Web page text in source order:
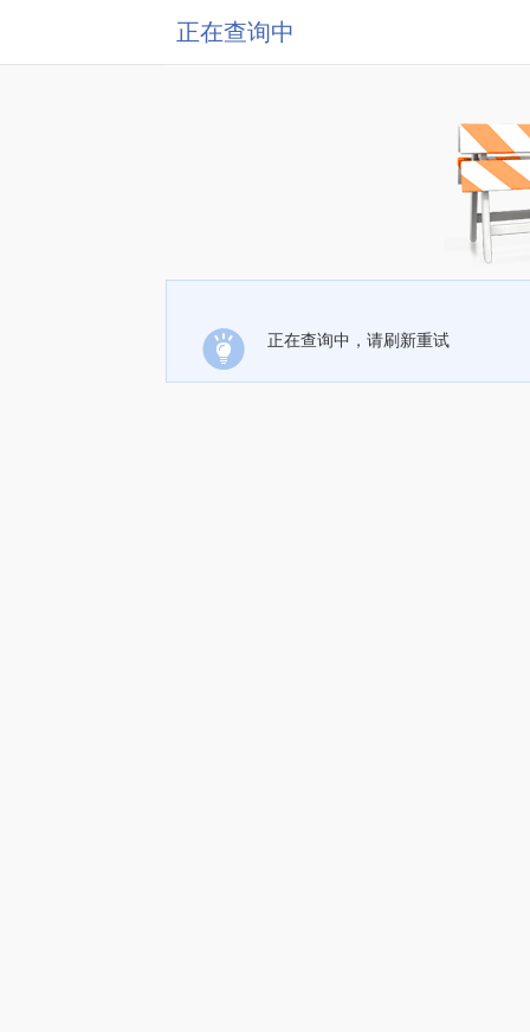
正在查询中
正在查询中，请刷新重试